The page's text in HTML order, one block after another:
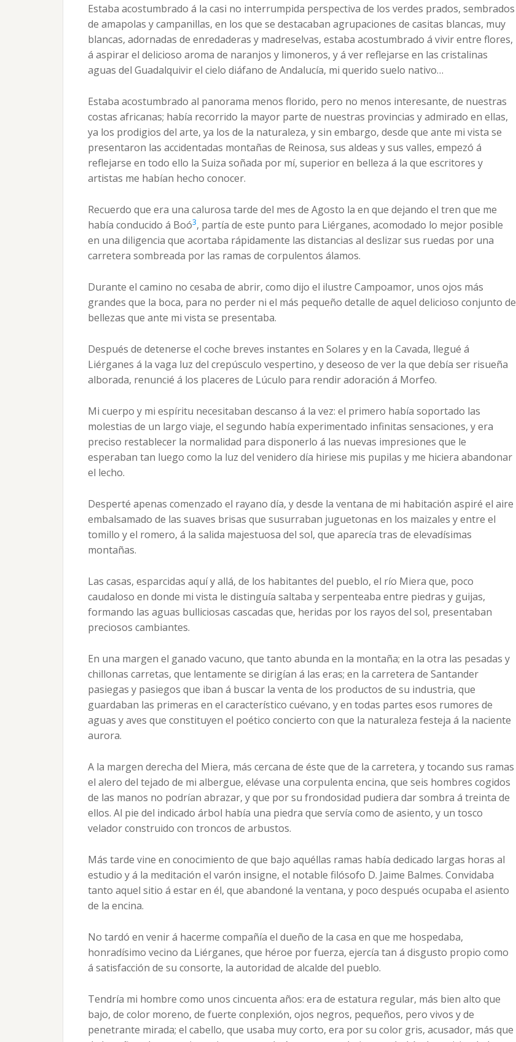
Estaba acostumbrado á la casi no interrumpida perspectiva de los verdes prados, sembrados
de amapolas y campanillas, en los que se destacaban agrupaciones de casitas blancas, muy
blancas, adornadas de enredaderas y madreselvas, estaba acostumbrado á vivir entre flores,
á aspirar el delicioso aroma de naranjos y limoneros, y á ver reflejarse en las cristalinas
aguas del Guadalquivir el cielo diáfano de Andalucía, mi querido suelo nativo…
Estaba acostumbrado al panorama menos florido, pero no menos interesante, de nuestras
costas africanas; había recorrido la mayor parte de nuestras provincias y admirado en ellas,
ya los prodigios del arte, ya los de la naturaleza, y sin embargo, desde que ante mi vista se
presentaron las accidentadas montañas de Reinosa, sus aldeas y sus valles, empezó á
reflejarse en todo ello la Suiza soñada por mí, superior en belleza á la que escritores y
artistas me habían hecho conocer.
Recuerdo que era una calurosa tarde del mes de Agosto la en que dejando el tren que me
había conducido á Boó3, partía de este punto para Liérganes, acomodado lo mejor posible
en una diligencia que acortaba rápidamente las distancias al deslizar sus ruedas por una
carretera sombreada por las ramas de corpulentos álamos.
Durante el camino no cesaba de abrir, como dijo el ilustre Campoamor, unos ojos más
grandes que la boca, para no perder ni el más pequeño detalle de aquel delicioso conjunto de
bellezas que ante mi vista se presentaba.
Después de detenerse el coche breves instantes en Solares y en la Cavada, llegué á
Liérganes á la vaga luz del crepúsculo vespertino, y deseoso de ver la que debía ser risueña
alborada, renuncié á los placeres de Lúculo para rendir adoración á Morfeo.
Mi cuerpo y mi espíritu necesitaban descanso á la vez: el primero había soportado las
molestias de un largo viaje, el segundo había experimentado infinitas sensaciones, y era
preciso restablecer la normalidad para disponerlo á las nuevas impresiones que le
esperaban tan luego como la luz del venidero día hiriese mis pupilas y me hiciera abandonar
el lecho.
Desperté apenas comenzado el rayano día, y desde la ventana de mi habitación aspiré el aire
embalsamado de las suaves brisas que susurraban juguetonas en los maizales y entre el
tomillo y el romero, á la salida majestuosa del sol, que aparecía tras de elevadísimas
montañas.
Las casas, esparcidas aquí y allá, de los habitantes del pueblo, el río Miera que, poco
caudaloso en donde mi vista le distinguía saltaba y serpenteaba entre piedras y guijas,
formando las aguas bulliciosas cascadas que, heridas por los rayos del sol, presentaban
preciosos cambiantes.
En una margen el ganado vacuno, que tanto abunda en la montaña; en la otra las pesadas y
chillonas carretas, que lentamente se dirigían á las eras; en la carretera de Santander
pasiegas y pasiegos que iban á buscar la venta de los productos de su industria, que
guardaban las primeras en el característico cuévano, y en todas partes esos rumores de
aguas y aves que constituyen el poético concierto con que la naturaleza festeja á la naciente
aurora.
A la margen derecha del Miera, más cercana de éste que de la carretera, y tocando sus ramas
el alero del tejado de mi albergue, elévase una corpulenta encina, que seis hombres cogidos
de las manos no podrían abrazar, y que por su frondosidad pudiera dar sombra á treinta de
ellos. Al pie del indicado árbol había una piedra que servía como de asiento, y un tosco
velador construido con troncos de arbustos.
Más tarde vine en conocimiento de que bajo aquéllas ramas había dedicado largas horas al
estudio y á la meditación el varón insigne, el notable filósofo D. Jaime Balmes. Convidaba
tanto aquel sitio á estar en él, que abandoné la ventana, y poco después ocupaba el asiento
de la encina.
No tardó en venir á hacerme compañía el dueño de la casa en que me hospedaba,
honradísimo vecino da Liérganes, que héroe por fuerza, ejercía tan á disgusto propio como
á satisfacción de su consorte, la autoridad de alcalde del pueblo.
Tendría mi hombre como unos cincuenta años: era de estatura regular, más bien alto que
bajo, de color moreno, de fuerte conplexión, ojos negros, pequeños, pero vivos y de
penetrante mirada; el cabello, que usaba muy corto, era por su color gris, acusador, más que